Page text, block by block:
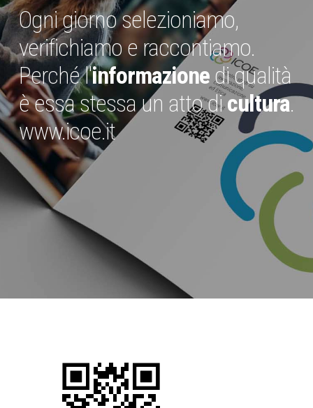
Ogni giorno selezioniamo,
verifichiamo e raccontiamo.
Perché l'informazionedi qualità
è essa stessa un atto dicultura.
www.icoe.it